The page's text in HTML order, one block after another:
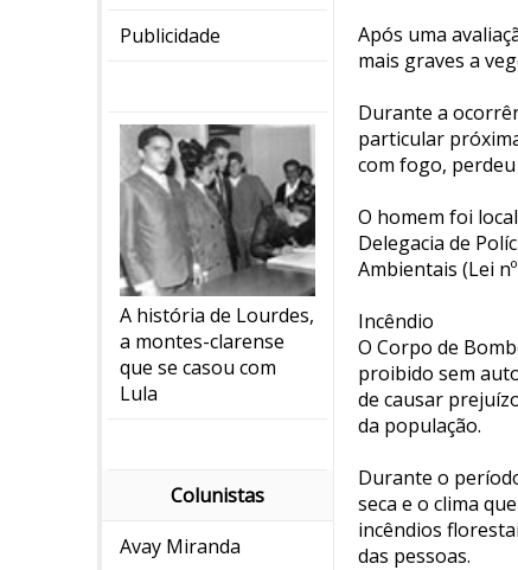
Publicidade
A história de Lourdes,
a montes-clarense
que se casou com
Lula
Colunistas
Avay Miranda
Após uma
mais graves a
Durante a
particular
com fogo,
O homem foi
Delegacia de
Ambientais (Lei
Incêndio
O Corpo de
proibido sem
de causar
da população.
Durante o
seca e o clima
incêndios
das pessoas.